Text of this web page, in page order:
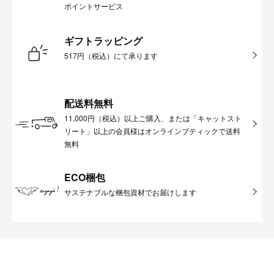
ポイントサービス
ギフトラッピング
517円（税込）にて承ります
配送料無料
11,000円（税込）以上ご購入、または「キャットスト
リート」以上の会員様はオンラインブティックで送料
無料
ECO梱包
サステナブルな梱包資材でお届けします